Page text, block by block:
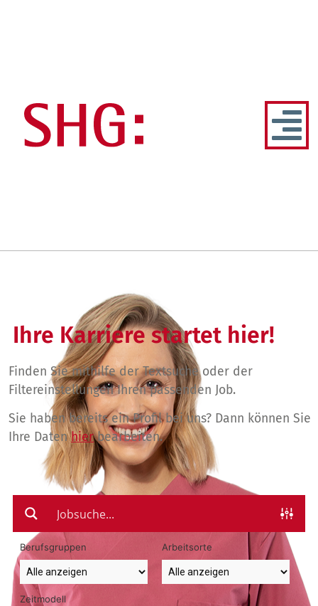
Ihre Karriere startet hier!
Finden Sie mithilfe der Textsuche oder der
Filtereinstellungen Ihren passenden Job.
Sie haben bereits ein Profil bei uns? Dann können Sie
Ihre Datenhierbearbeiten.
Berufsgruppen Arbeitsorte
Zeitmodell